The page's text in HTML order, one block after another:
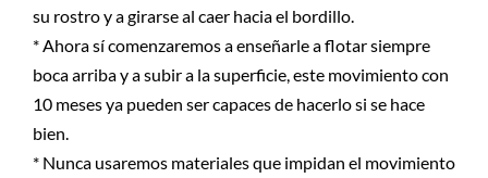
su rostro y a girarse al caer hacia el bordillo.
* Ahora sí comenzaremos a enseñarle a flotar siempre
boca arriba y a subir a la superficie, este movimiento con
10 meses ya pueden ser capaces de hacerlo si se hace
bien.
* Nunca usaremos materiales que impidan el movimiento